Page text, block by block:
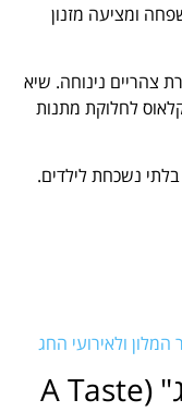
ומציעה מזנון
צהריים נינוחה. שיא
לחלוקת מתנות
בלתי נשכחת לילדים.
המלון ולאירועי החג
חבילת אירוח "טעם של חג" (A Taste